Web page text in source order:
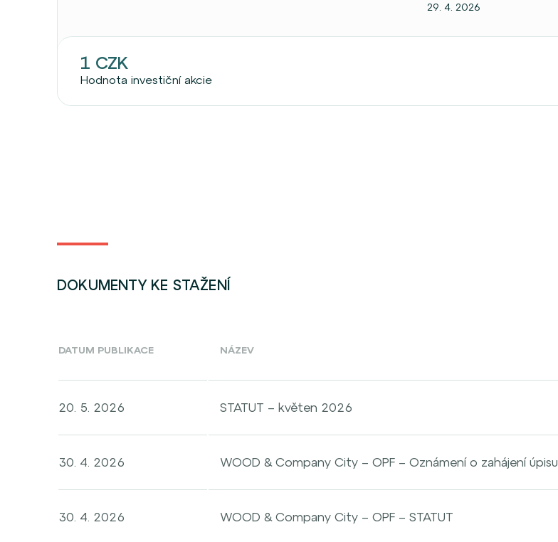
29. 4. 2026
1 CZK
Hodnota investiční akcie
DOKUMENTY KE STAŽENÍ
DATUM PUBLIKACE NÁZEV
20. 5. 2026 STATUT – květen 2026
30. 4. 2026 WOOD & Company City – OPF – Oznámení o zahájení úpisu
30. 4. 2026 WOOD & Company City – OPF – STATUT